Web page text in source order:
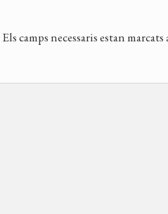
Els camps necessaris estan marcats